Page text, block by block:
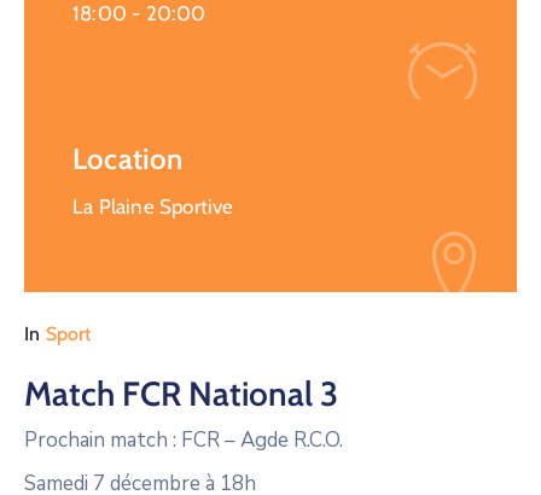
18:00 - 20:00
Location
La Plaine Sportive
In Sport
Match FCR National 3
Prochain match : FCR – Agde R.C.O.
Samedi 7 décembre à 18h